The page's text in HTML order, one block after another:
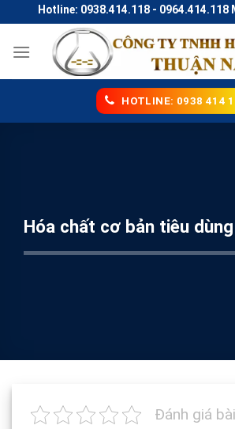
to
content
Hotline: 0938.414.118 - 0964.414.118
HOTLINE: 0938 414
Hóa chất cơ bản tiêu
Đánh giá